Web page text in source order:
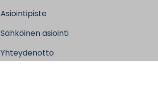
Asiointipiste
Sähköinen asiointi
Yhteydenotto